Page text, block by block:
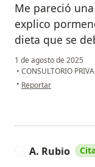
Me pareció
explico
dieta que se
1 de agosto de 2025
• CONSULTORIO
• en opinión del usuario
Reportar
A. Rubio